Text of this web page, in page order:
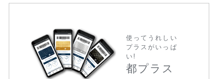
使ってうれしい
プラスがいっぱ
い!
都プラス